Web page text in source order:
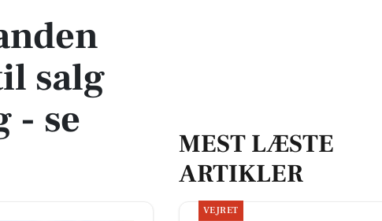
salg
- se
MEST LÆSTE
ARTIKLER
VEJRET